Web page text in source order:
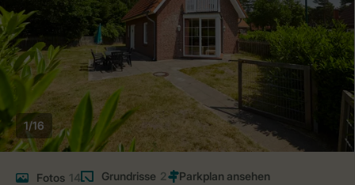
1/16
Fotos 14 Grundrisse 2